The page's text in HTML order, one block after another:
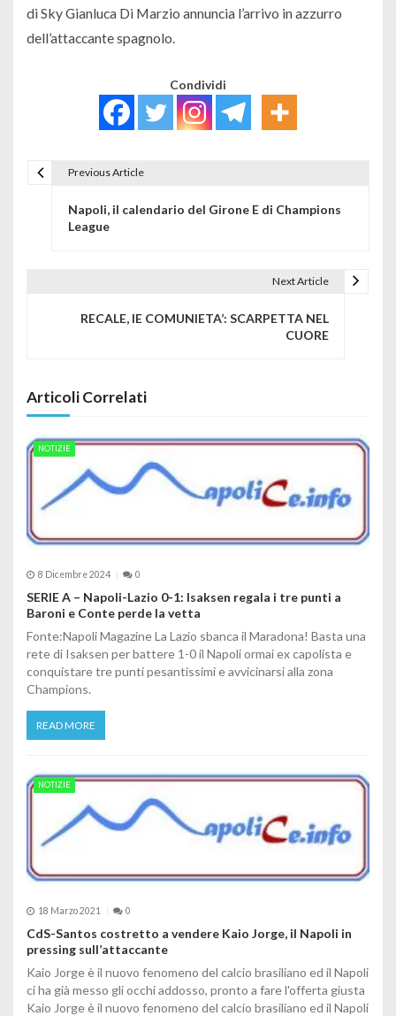
di Sky Gianluca Di Marzio annuncia l’arrivo in azzurro
dell’attaccante spagnolo.
Condividi
Previous Article
Napoli, il calendario del Girone E di Champions
League
Next Article
RECALE, IE COMUNIETA’: SCARPETTA NEL
CUORE
Articoli Correlati
NOTIZIE
8 Dicembre 2024 0
SERIE A – Napoli-Lazio 0-1: Isaksen regala i tre punti a
Baroni e Conte perde la vetta
Fonte:Napoli Magazine La Lazio sbanca il Maradona! Basta una
rete di Isaksen per battere 1-0 il Napoli ormai ex capolista e
conquistare tre punti pesantissimi e avvicinarsi alla zona
Champions.
READ MORE
NOTIZIE
18 Marzo 2021 0
CdS-Santos costretto a vendere Kaio Jorge, il Napoli in
pressing sull’attaccante
Kaio Jorge è il nuovo fenomeno del calcio brasiliano ed il Napoli
ci ha già messo gli occhi addosso, pronto a fare l'offerta giusta
Kaio Jorge è il nuovo fenomeno del calcio brasiliano ed il Napoli